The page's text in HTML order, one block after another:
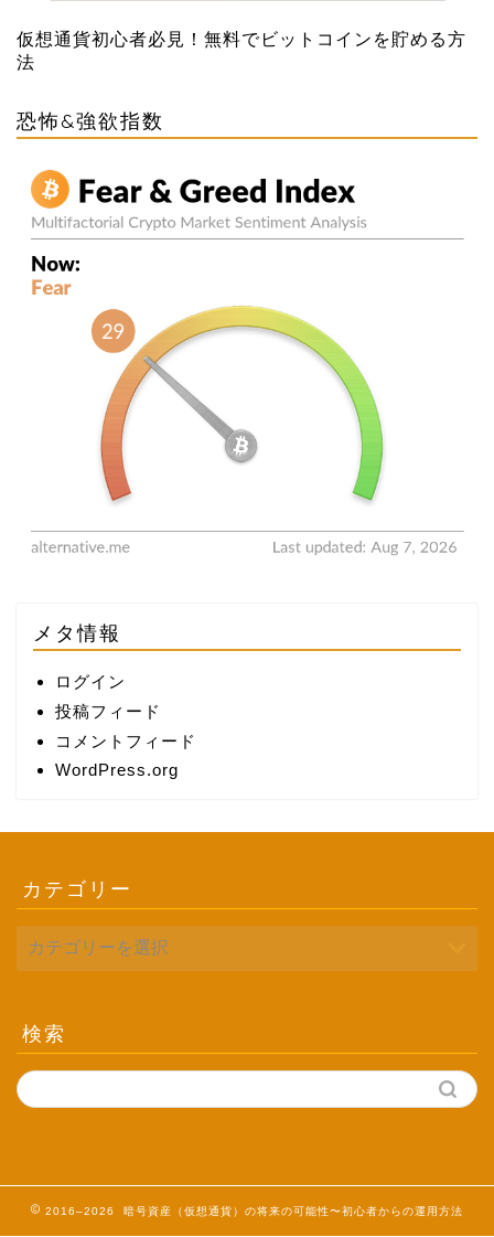
仮想通貨初心者必見！無料でビットコインを貯める方
法
恐怖&強欲指数
メタ情報
ログイン
投稿フィード
コメントフィード
WordPress.org
カテゴリー
検索
2016–2026 暗号資産（仮想通貨）の将来の可能性〜初心者からの運用方法